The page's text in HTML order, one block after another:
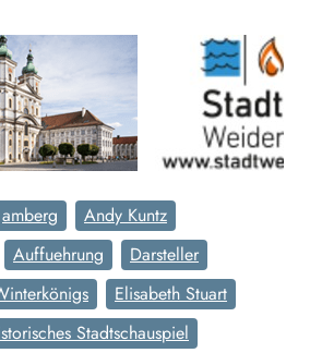
amberg
Andy Kuntz
Auffuehrung
Darsteller
Elisabeth Stuart
Stadtschauspiel